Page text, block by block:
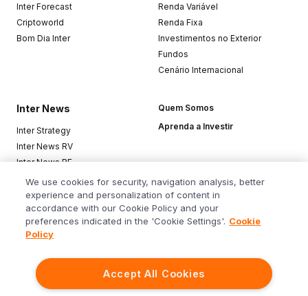
Inter Forecast
Criptoworld
Bom Dia Inter
Renda Variável
Renda Fixa
Investimentos no Exterior
Fundos
Cenário Internacional
Inter News
Inter Strategy
Inter News RV
Inter News RF
Top Funds
Quem Somos
Aprenda a Investir
Baixe o app
We use cookies for security, navigation analysis, better
experience and personalization of content in
accordance with our Cookie Policy and your
preferences indicated in the 'Cookie Settings'. Cookie
Policy
Accept All Cookies